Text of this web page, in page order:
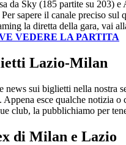
da Sky (185 partite su 203) e
sapere il canale preciso sul
la diretta della gara, vai
VEDERE LA PARTITA
Lazio-Milan
news sui biglietti nella nostra
. Appena esce qualche notizia o
club, la pubblichiamo per
di Milan e Lazio